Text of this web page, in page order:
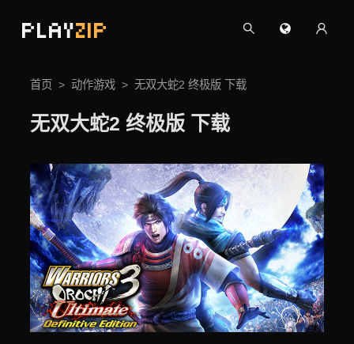
PLAYZIP
首页 动作游戏 无双大蛇2 终极版 下载
无双大蛇2 终极版 下载